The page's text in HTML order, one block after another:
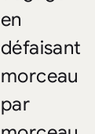
en
défaisant
morceau
par